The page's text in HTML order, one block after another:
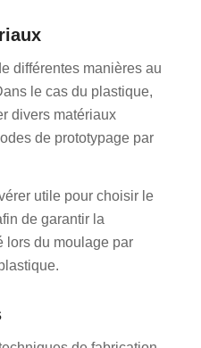
différentes manières au
le cas du plastique,
divers matériaux
de prototypage par
utile pour choisir le
de garantir la
lors du moulage par